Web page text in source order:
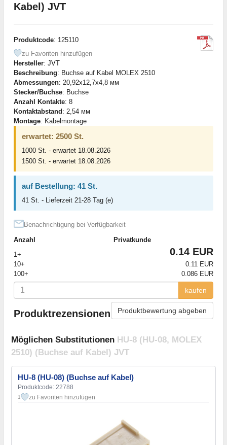
Kabel) JVT
Produktcode: 125110
zu Favoriten hinzufügen
Hersteller: JVT
Beschreibung: Buchse auf Kabel MOLEX 2510
Abmessungen: 20,92x12,7x4,8 мм
Stecker/Buchse: Buchse
Anzahl Kontakte: 8
Kontaktabstand: 2,54 мм
Montage: Kabelmontage
erwartet: 2500 St.
1000 St. - erwartet 18.08.2026
1500 St. - erwartet 18.08.2026
auf Bestellung: 41 St.
41 St. - Lieferzeit 21-28 Tag (e)
Benachrichtigung bei Verfügbarkeit
Anzahl
Privatkunde
1+
0.14 EUR
10+
0.11 EUR
100+
0.086 EUR
kaufen
Produktrezensionen Produktbewertung abgeben
Möglichen Substitutionen HU-8 (HU-08, MOLEX
2510) (Buchse auf Kabel) JVT
HU-8 (HU-08) (Buchse auf Kabel)
Produktcode: 22788
1 zu Favoriten hinzufügen